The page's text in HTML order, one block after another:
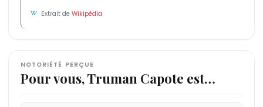
Extrait deWikipédia
NOTORIÉTÉ PERÇUE
Pour vous, Truman Capote est…